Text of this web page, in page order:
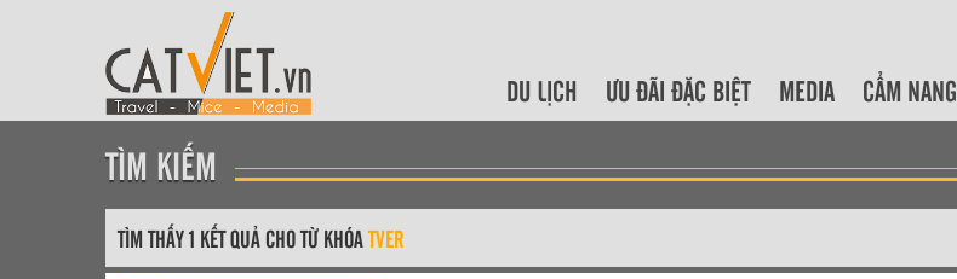
DU LỊCH ƯU ĐÃI ĐẶC BIỆT MEDIA CẨM NANG
TÌM KIẾM
TÌM THẤY 1 KẾT QUẢ CHO TỪ KHÓATVER